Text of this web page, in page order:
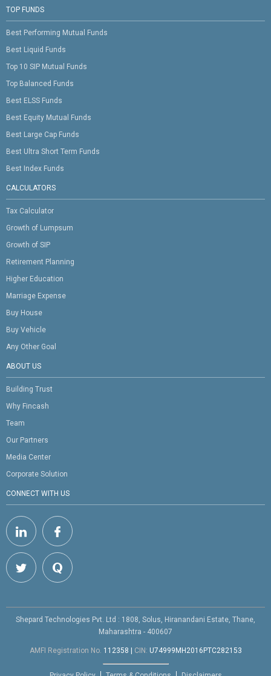
TOP FUNDS
Best Performing Mutual Funds
Best Liquid Funds
Top 10 SIP Mutual Funds
Top Balanced Funds
Best ELSS Funds
Best Equity Mutual Funds
Best Large Cap Funds
Best Ultra Short Term Funds
Best Index Funds
CALCULATORS
Tax Calculator
Growth of Lumpsum
Growth of SIP
Retirement Planning
Higher Education
Marriage Expense
Buy House
Buy Vehicle
Any Other Goal
ABOUT US
Building Trust
Why Fincash
Team
Our Partners
Media Center
Corporate Solution
CONNECT WITH US
Shepard Technologies Pvt. Ltd : 1808, Solus, Hiranandani Estate, Thane,
Maharashtra - 400607
AMFI Registration No. 112358 CIN: U74999MH2016PTC282153